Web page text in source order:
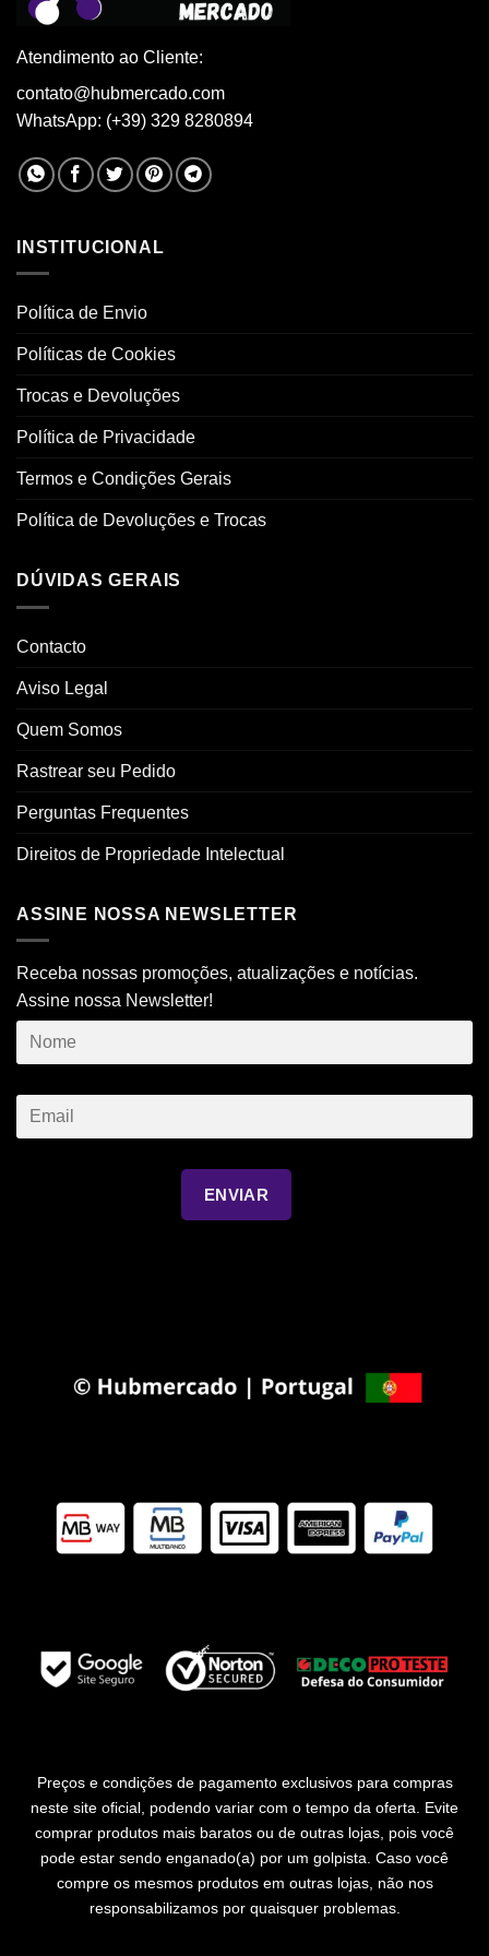
Atendimento ao Cliente:
contato@hubmercado.com
WhatsApp: (+39) 329 8280894
INSTITUCIONAL
Política de Envio
Políticas de Cookies
Trocas e Devoluções
Política de Privacidade
Termos e Condições Gerais
Política de Devoluções e Trocas
DÚVIDAS GERAIS
Contacto
Aviso Legal
Quem Somos
Rastrear seu Pedido
Perguntas Frequentes
Direitos de Propriedade Intelectual
ASSINE NOSSA NEWSLETTER
Receba nossas promoções, atualizações e notícias.
Assine nossa Newsletter!
ENVIAR
Preços e condições de pagamento exclusivos para compras
neste site oficial, podendo variar com o tempo da oferta. Evite
comprar produtos mais baratos ou de outras lojas, pois você
pode estar sendo enganado(a) por um golpista. Caso você
compre os mesmos produtos em outras lojas, não nos
responsabilizamos por quaisquer problemas.